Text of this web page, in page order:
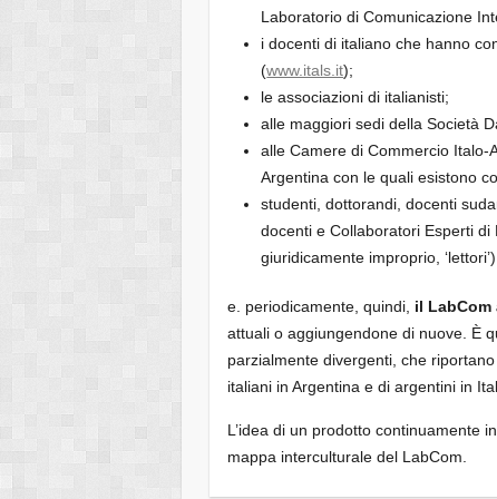
Laboratorio di Comunicazione
i docenti di italiano che hanno
(www.itals.it);
le associazioni di italianisti;
alle maggiori sedi della Società
alle Camere di Commercio
Argentina con le quali esistono
studenti, dottorandi, docenti
docenti e Collaboratori Esperti
giuridicamente improprio,
e. periodicamente, quindi, il LabCom
attuali o aggiungendone di nuove. È
parzialmente divergenti, che
italiani in Argentina e di argentini in
L’idea di un prodotto continuamente
mappa interculturale del LabCom.